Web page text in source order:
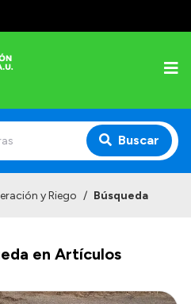
Buscar
y Riego / Búsqueda
en Artículos